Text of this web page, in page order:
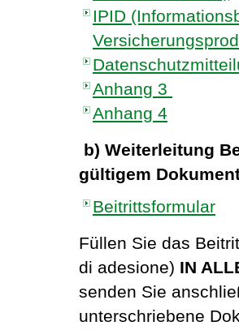
IPID
Anhang 3
Anhang 4
b) Weiterleitung
gültigem
Beitrittsformular
Füllen Sie das
di adesione) IN
senden Sie
unterschriebene